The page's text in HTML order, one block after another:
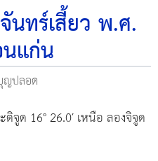
นทร์เสี้ยว พ.ศ.
แก่น
ญปลอด
ติจูด 16° 26.0′ เหนือ ลองจิจูด